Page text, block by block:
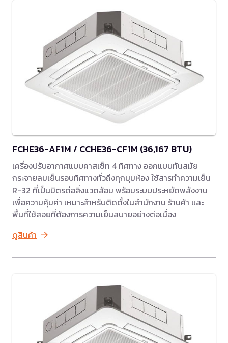
FCHE36-AF1M / CCHE36-CF1M (36,167 BTU)
เครื่องปรับอากาศแบบคาสเซ็ท 4 ทิศทาง ออกแบบทันสมัย
กระจายลมเย็นรอบทิศทางทั่วถึงทุกมุมห้อง ใช้สารทำความเย็น
R-32 ที่เป็นมิตรต่อสิ่งแวดล้อม พร้อมระบบประหยัดพลังงาน
เพื่อความคุ้มค่า เหมาะสำหรับติดตั้งในสำนักงาน ร้านค้า และ
พื้นที่ใช้สอยที่ต้องการความเย็นสบายอย่างต่อเนื่อง
ดูสินค้า